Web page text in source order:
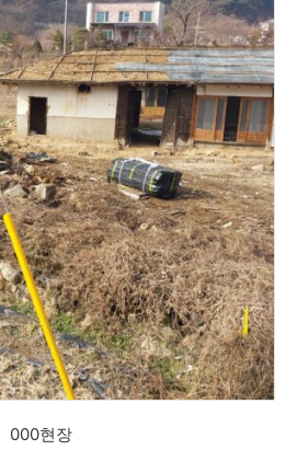
000현장